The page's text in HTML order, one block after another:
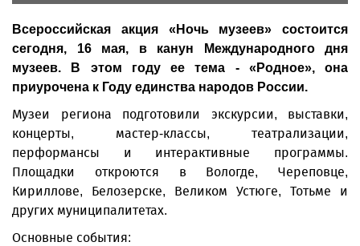
Всероссийская акция «Ночь музеев» состоится
сегодня, 16 мая, в канун Международного дня
музеев. В этом году ее тема - «Родное», она
приурочена к Году единства народов России.
Музеи региона подготовили экскурсии, выставки,
концерты, мастер-классы, театрализации,
перформансы и интерактивные программы.
Площадки откроются в Вологде, Череповце,
Кириллове, Белозерске, Великом Устюге, Тотьме и
других муниципалитетах.
Основные события: